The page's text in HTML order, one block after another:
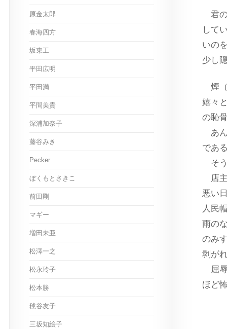
君の
して
いの
少し
煙（
嬉々
の恥
あん
であ
そう
店主
悪い
人民
雨の
のみ
剥が
屈辱
ほど
原金太郎
春海四方
坂東工
平田広明
平田満
平間美貴
深浦加奈子
藤谷みき
Pecker
ぼくもとさきこ
前田剛
マギー
増田未亜
松澤一之
松永玲子
松本勝
毬谷友子
三坂知絵子